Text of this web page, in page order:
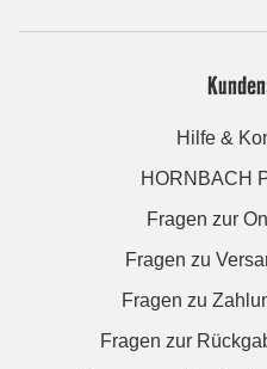
Hilfe &
HORNBACH
Fragen zur
Fragen zu
Fragen zu
Fragen zur